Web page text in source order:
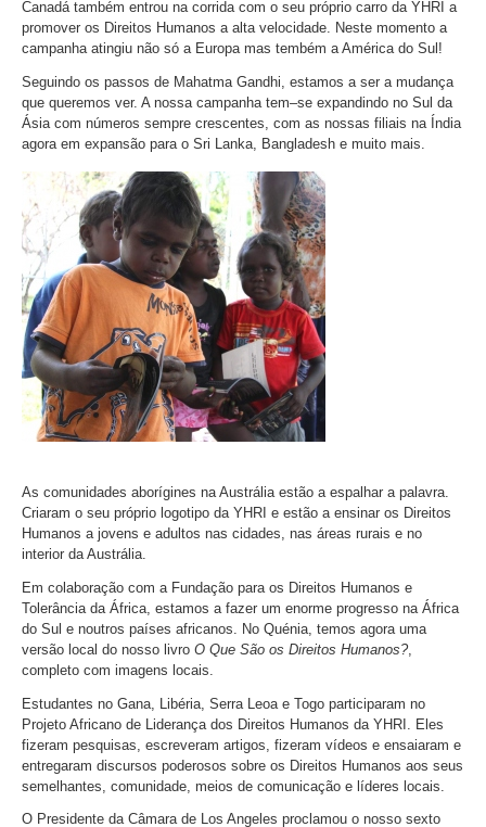
Canadá também entrou na corrida com o seu próprio carro da YHRI a
promover os Direitos Humanos a alta velocidade. Neste momento a
campanha atingiu não só a Europa mas tembém a América do Sul!
Seguindo os passos de Mahatma Gandhi, estamos a ser a mudança
que queremos ver. A nossa campanha tem–se expandindo no Sul da
Ásia com números sempre crescentes, com as nossas filiais na Índia
agora em expansão para o Sri Lanka, Bangladesh e muito mais.
As comunidades aborígines na Austrália estão a espalhar a palavra.
Criaram o seu próprio logotipo da YHRI e estão a ensinar os Direitos
Humanos a jovens e adultos nas cidades, nas áreas rurais e no
interior da Austrália.
Em colaboração com a Fundação para os Direitos Humanos e
Tolerância da África, estamos a fazer um enorme progresso na África
do Sul e noutros países africanos. No Quénia, temos agora uma
versão local do nosso livro O Que São os Direitos Humanos?,
completo com imagens locais.
Estudantes no Gana, Libéria, Serra Leoa e Togo participaram no
Projeto Africano de Liderança dos Direitos Humanos da YHRI. Eles
fizeram pesquisas, escreveram artigos, fizeram vídeos e ensaiaram e
entregaram discursos poderosos sobre os Direitos Humanos aos seus
semelhantes, comunidade, meios de comunicação e líderes locais.
O Presidente da Câmara de Los Angeles proclamou o nosso sexto